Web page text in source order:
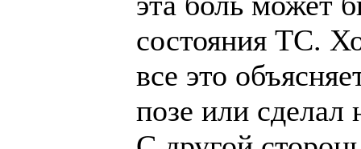
состояния ТС.
все это
позе или сделал